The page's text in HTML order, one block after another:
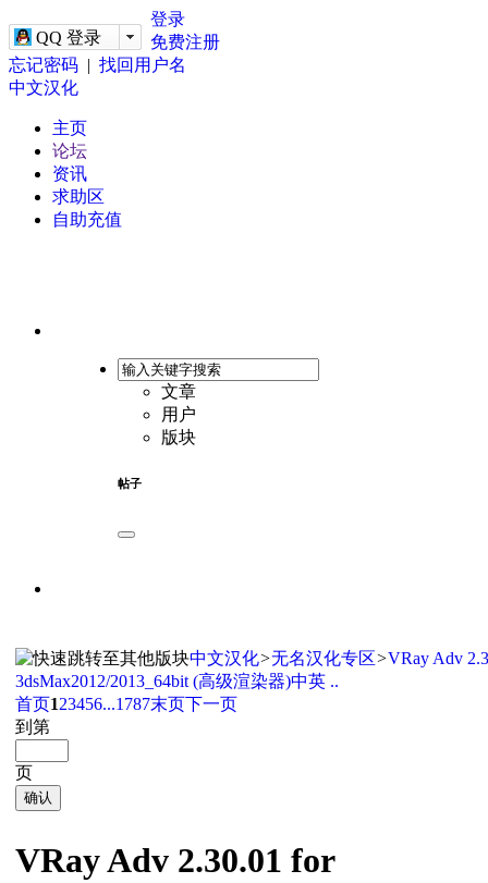
QQ 登录
登录
免费注册
忘记密码 | 找回用户名
中文汉化
主页
论坛
资讯
求助区
自助充值
文章
用户
版块
帖子
中文汉化>无名汉化专区>VRay Adv
3dsMax2012/2013_64bit (高级渲染器)中英 ..
首页123456...1787末页下一页
到第
页
确认
VRay Adv 2.30.01 for